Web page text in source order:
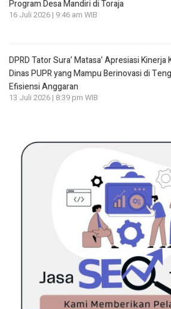
Program Desa Mandiri di Toraja
16 Juli 2026 | 9:46 am WIB
DPRD Tator Sura’ Matasa’ Apresiasi Kinerja
Dinas PUPR yang Mampu Berinovasi di
Efisiensi Anggaran
13 Juli 2026 | 8:39 pm WIB